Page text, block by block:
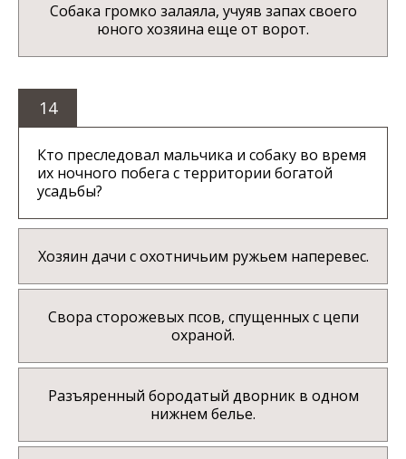
Собака громко залаяла, учуяв запах своего
юного хозяина еще от ворот.
14
Кто преследовал мальчика и собаку во время
их ночного побега с территории богатой
усадьбы?
Хозяин дачи с охотничьим ружьем наперевес.
Свора сторожевых псов, спущенных с цепи
охраной.
Разъяренный бородатый дворник в одном
нижнем белье.